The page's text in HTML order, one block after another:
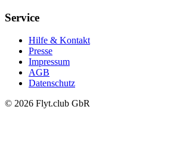
Service
Hilfe & Kontakt
Presse
Impressum
AGB
Datenschutz
© 2026 Flyt.club GbR